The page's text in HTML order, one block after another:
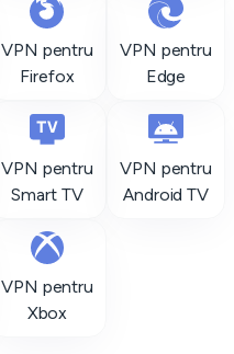
VPN pentru
Firefox
VPN pentru
Edge
VPN pentru
Smart TV
VPN pentru
Android TV
VPN pentru
Xbox